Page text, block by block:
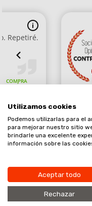
Comerciante aprobado
haga clic aquí para
Copyright © 2020. Planet
Utilizamos cookies
Podemos utilizarlas para el
para mejorar nuestro sitio
brindarle una excelente
información sobre las
Aceptar todo
Rechazar